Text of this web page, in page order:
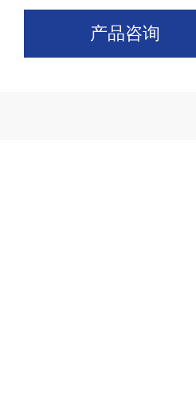
产品咨询